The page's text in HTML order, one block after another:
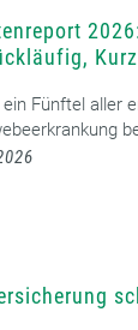
Fünftel aller